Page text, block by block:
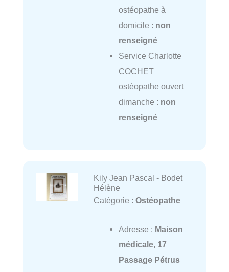
ostéopathe à
domicile : non
renseigné
Service Charlotte
COCHET
ostéopathe ouvert
dimanche : non
renseigné
Kily Jean Pascal - Bodet
Hélène
Catégorie : Ostéopathe
Adresse : Maison
médicale, 17
Passage Pétrus